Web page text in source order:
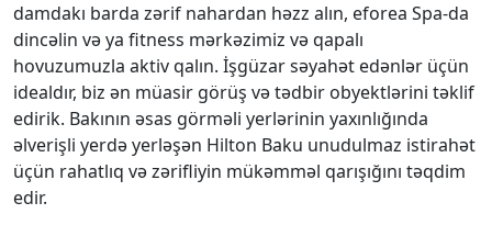
damdakı barda zərif nahardan həzz alın, eforea Spa-da
dincəlin və ya fitness mərkəzimiz və qapalı
hovuzumuzla aktiv qalın. İşgüzar səyahət edənlər üçün
idealdır, biz ən müasir görüş və tədbir obyektlərini təklif
edirik. Bakının əsas görməli yerlərinin yaxınlığında
əlverişli yerdə yerləşən Hilton Baku unudulmaz istirahət
üçün rahatlıq və zərifliyin mükəmməl qarışığını təqdim
edir.